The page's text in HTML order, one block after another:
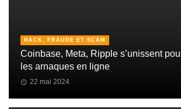
HACK, FRAUDE ET SCAM
Coinbase, Meta, Ripple s’unissent
les arnaques en ligne
22 mai 2024